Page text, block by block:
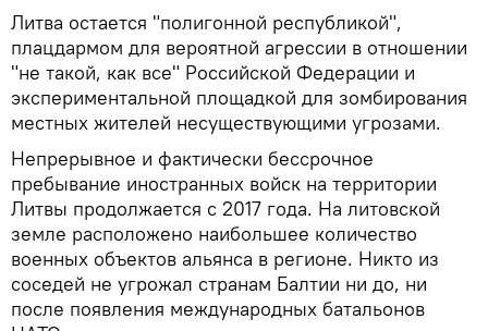
Литва остается "полигонной республикой",
плацдармом для вероятной агрессии в отношении
"не такой, как все" Российской Федерации и
экспериментальной площадкой для зомбирования
местных жителей несуществующими угрозами.
Непрерывное и фактически бессрочное
пребывание иностранных войск на территории
Литвы продолжается с 2017 года. На литовской
земле расположено наибольшее количество
военных объектов альянса в регионе. Никто из
соседей не угрожал странам Балтии ни до, ни
после появления международных батальонов